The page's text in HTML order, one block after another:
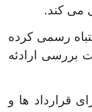
می کند.
رسمی کرده
بررسی ارادئه
قرارداد ها و